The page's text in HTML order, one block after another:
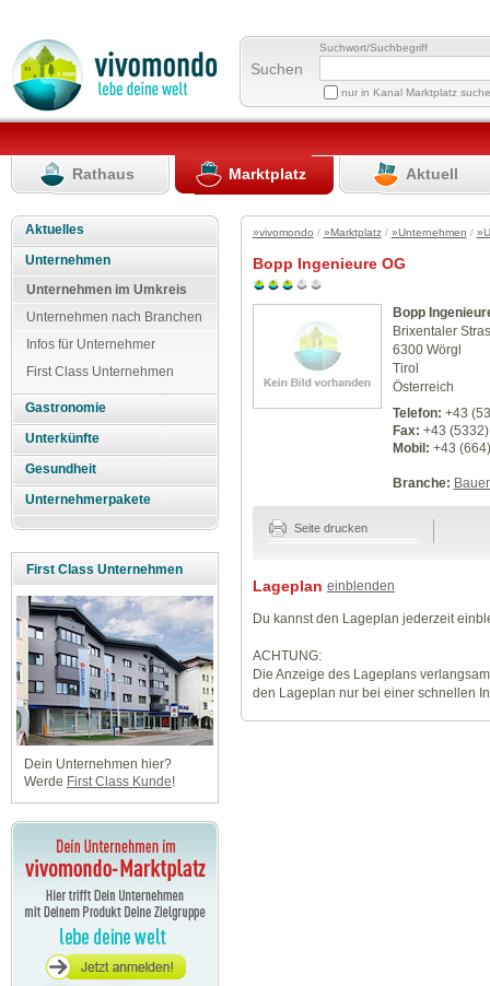
Suchen
Suchwort/Suchbegriff
nur in Kanal Marktplatz
Rathaus Marktplatz Aktuell
Aktuelles
Unternehmen
Unternehmen im Umkreis
Unternehmen nach Branchen
Infos für Unternehmer
First Class Unternehmen
Gastronomie
Unterkünfte
Gesundheit
Unternehmerpakete
First Class Unternehmen
Dein Unternehmen hier?
Werde First Class Kunde!
»vivomondo / »Marktplatz/ »Unternehmen /
Bopp Ingenieure OG
Bopp
Brixentaler
6300 Wörgl
Tirol
Österreich
Telefon: +43
Fax: +43
Mobil: +43
Branche:
Seite drucken
Lageplan einblenden
Du kannst den Lageplan jederzeit
ACHTUNG:
Die Anzeige des Lageplans
den Lageplan nur bei einer schnellen